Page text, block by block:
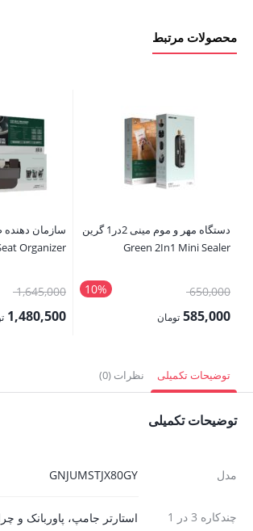
محصولات مرتبط
دستگاه مهر و موم مینی 2در1 گرین
Green 2In1 Mini Sealer
10% 650,000قیمت
اصلی:585,000 تومان
585,000 تومان.
سازمان
Organizer
1,645,000
1,480,500
توضیحات تکمیلی نظرات (0)
توضیحات تکمیلی
مدل GNJUMSTJX80GY
چندکاره 3 در 1 استارتر جامپ، پاوربانک و